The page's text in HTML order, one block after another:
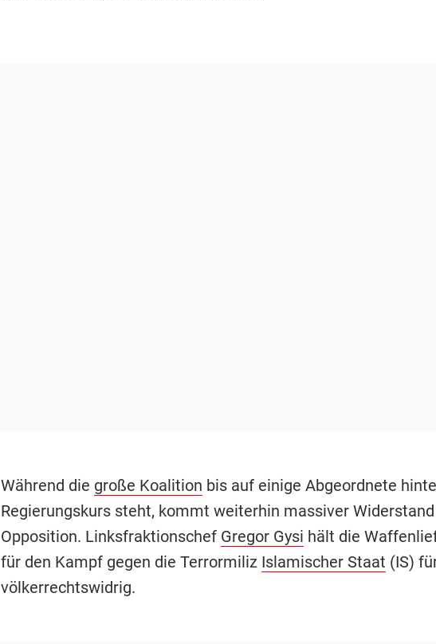
Während die große Koalition bis auf einige Abgeordnete
Regierungskurs steht, kommt weiterhin massiver
Opposition. Linksfraktionschef Gregor Gysi hält die
für den Kampf gegen die Terrormiliz Islamischer Staat (IS)
völkerrechtswidrig.